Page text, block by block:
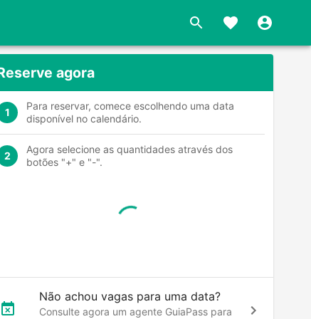
agora
1
Para reservar, comece escolhendo uma data
disponível no calendário.
2
Agora selecione as quantidades através dos
botões "+" e "-".
Não achou vagas para uma data?
Consulte agora um agente GuiaPass para